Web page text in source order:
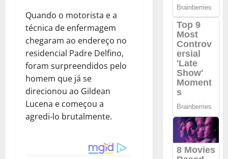
Quando o motorista e a
técnica de enfermagem
chegaram ao endereço no
residencial Padre Delfino,
foram surpreendidos pelo
homem que já se
direcionou ao Gildean
Lucena e começou a
agredi-lo brutalmente.